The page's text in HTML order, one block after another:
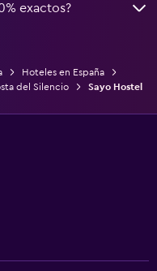
exactos?
Hoteles en España
del Silencio Sayo Hostel